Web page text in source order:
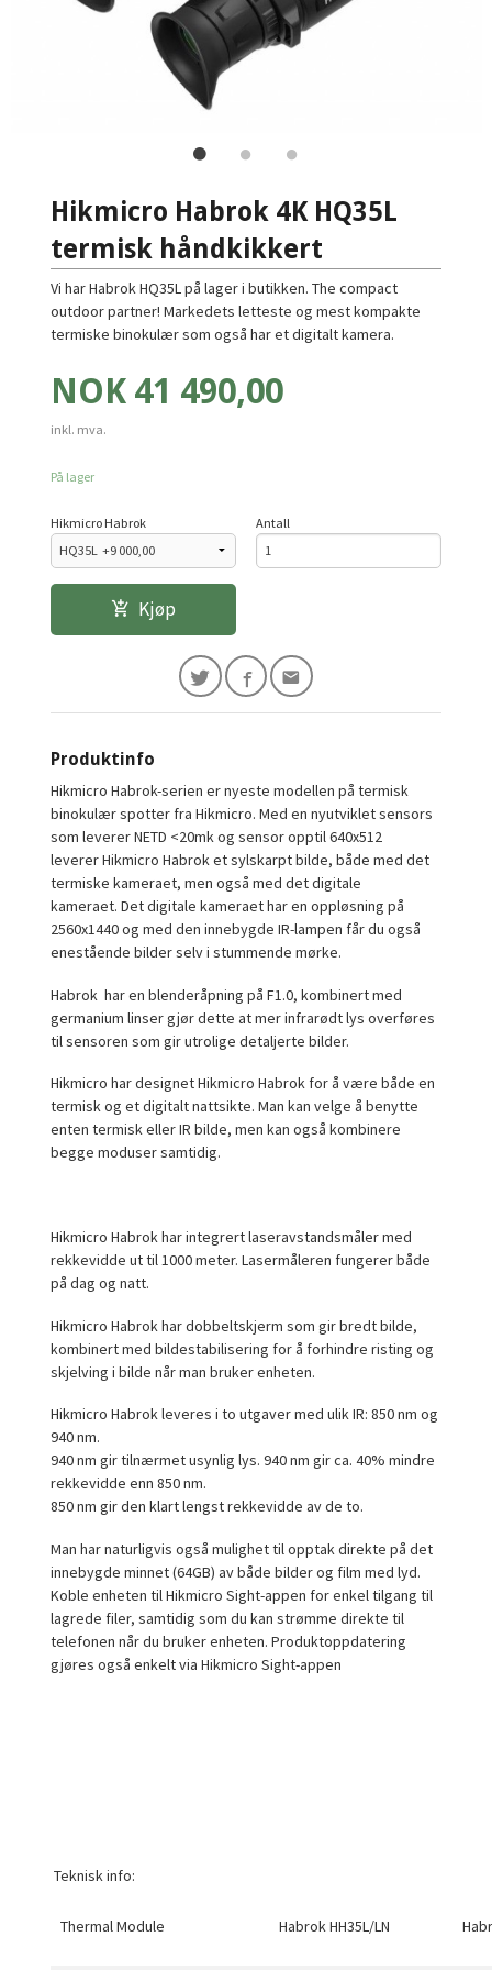
Hikmicro Habrok 4K HQ35L
termisk håndkikkert
Vi har Habrok HQ35L på lager i butikken. The compact
outdoor partner! Markedets letteste og mest kompakte
termiske binokulær som også har et digitalt kamera.
Pris
NOK 41 490,00
inkl. mva.
På lager
Hikmicro Habrok Antall
Kjøp
Produktinfo
Hikmicro Habrok-serien er nyeste modellen på termisk
binokulær spotter fra Hikmicro. Med en nyutviklet sensors
som leverer NETD <20mk og sensor opptil 640x512
leverer Hikmicro Habrok et sylskarpt bilde, både med det
termiske kameraet, men også med det digitale
kameraet.Det digitale kameraet har en oppløsning på
2560x1440 og med den innebygde IR-lampen får du også
enestående bilder selv i stummende mørke.
Habrok har en blenderåpning på F1.0, kombinert med
germanium linser gjør dette at mer infrarødt lys overføres
til sensoren som gir utrolige detaljerte bilder.
Hikmicro har designet Hikmicro Habrok for å være både en
termisk og et digitalt nattsikte. Man kan velge å benytte
enten termisk eller IR bilde, men kan også kombinere
begge moduser samtidig.
Hikmicro Habrok har integrert laseravstandsmåler med
rekkevidde ut til 1000 meter. Lasermåleren fungerer både
på dag og natt.
Hikmicro Habrok har dobbeltskjerm som gir bredt bilde,
kombinert med bildestabilisering for å forhindre risting og
skjelving i bilde når man bruker enheten.
Hikmicro Habrok leveres i to utgaver med ulik IR: 850 nm og
940 nm.
940 nm gir tilnærmet usynlig lys. 940 nm gir ca. 40% mindre
rekkevidde enn 850 nm.
850 nm gir den klart lengst rekkevidde av de to.
Man har naturligvis også mulighet til opptak direkte på det
innebygde minnet (64GB) av både bilder og film med lyd.
Koble enheten til Hikmicro Sight-appen for enkel tilgang til
lagrede filer, samtidig som du kan strømme direkte til
telefonen når du bruker enheten. Produktoppdatering
gjøres også enkelt via Hikmicro Sight-appen
Teknisk info:
Thermal Module Habrok HH35L/LN